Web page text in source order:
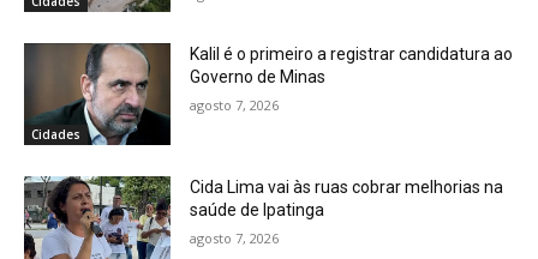
Cidades
Kalil é o primeiro a registrar candidatura ao
Governo de Minas
agosto 7, 2026
Cida Lima vai às ruas cobrar melhorias na
saúde de Ipatinga
agosto 7, 2026